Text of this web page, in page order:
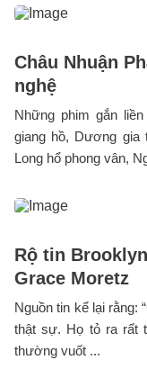
Châu Nhuận
nghệ
Những phim gắn
giang hồ, Dương gia
Long hổ phong vân,
Rộ tin
Grace Moretz
Nguồn tin kể lại rằng:
thật sự. Họ tỏ ra rất
thường vuốt ...